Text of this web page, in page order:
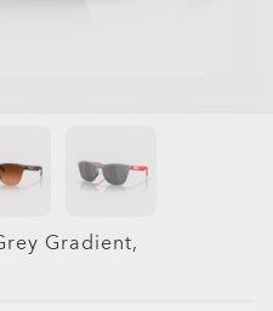
Gradient,